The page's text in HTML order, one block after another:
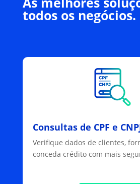
todos os negócios.
Consultas de CPF e
Verifique dados de clientes,
conceda crédito com mais